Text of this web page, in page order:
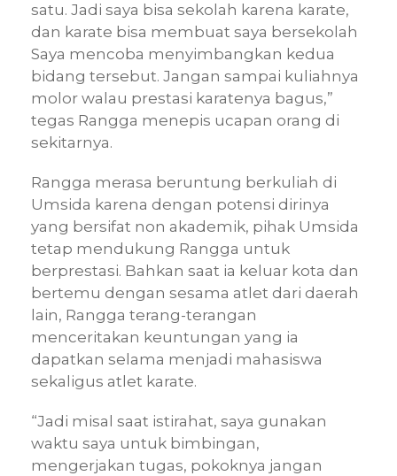
satu. Jadi saya bisa sekolah karena karate,
dan karate bisa membuat saya bersekolah
Saya mencoba menyimbangkan kedua
bidang tersebut. Jangan sampai kuliahnya
molor walau prestasi karatenya bagus,”
tegas Rangga menepis ucapan orang di
sekitarnya.
Rangga merasa beruntung berkuliah di
Umsida karena dengan potensi dirinya
yang bersifat non akademik, pihak Umsida
tetap mendukung Rangga untuk
berprestasi. Bahkan saat ia keluar kota dan
bertemu dengan sesama atlet dari daerah
lain, Rangga terang-terangan
menceritakan keuntungan yang ia
dapatkan selama menjadi mahasiswa
sekaligus atlet karate.
“Jadi misal saat istirahat, saya gunakan
waktu saya untuk bimbingan,
mengerjakan tugas, pokoknya jangan